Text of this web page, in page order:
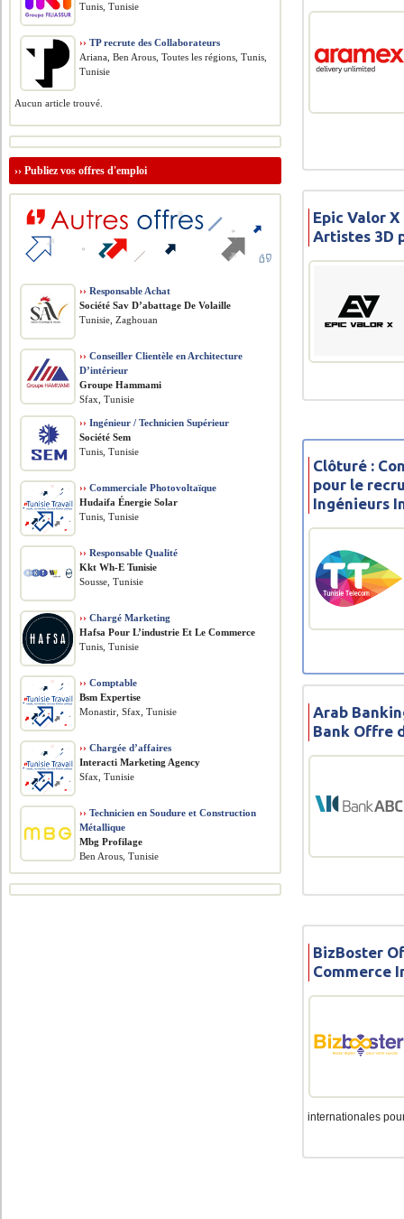
Epic Valor
Artistes 3D
Clôturé :
pour le
Ingénieurs
Arab
Bank Offre
BizBoster
Commerce
internationales
Tunis, Tunisie
›› TP recrute des Collaborateurs
Ariana, Ben Arous, Toutes les régions, Tunis,
Tunisie
Aucun article trouvé.
››Publiez vos offres d'emploi
›› Responsable Achat
Société Sav D’abattage De Volaille
Tunisie, Zaghouan
›› Conseiller Clientèle en Architecture
D’intérieur
Groupe Hammami
Sfax, Tunisie
›› Ingénieur / Technicien Supérieur
Société Sem
Tunis, Tunisie
›› Commerciale Photovoltaïque
Hudaifa Énergie Solar
Tunis, Tunisie
›› Responsable Qualité
Kkt Wh-E Tunisie
Sousse, Tunisie
›› Chargé Marketing
Hafsa Pour L’industrie Et Le Commerce
Tunis, Tunisie
›› Comptable
Bsm Expertise
Monastir, Sfax, Tunisie
›› Chargée d’affaires
Interacti Marketing Agency
Sfax, Tunisie
›› Technicien en Soudure et Construction
Métallique
Mbg Profilage
Ben Arous, Tunisie